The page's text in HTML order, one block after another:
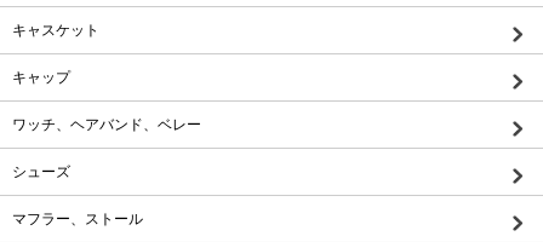
キャスケット
キャップ
ワッチ、ヘアバンド、ベレー
シューズ
マフラー、ストール